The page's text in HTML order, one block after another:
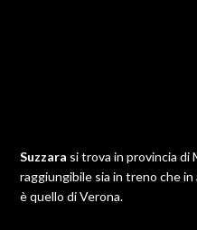
Suzzara si trova in provincia di
raggiungibile sia in treno che
è quello di Verona.